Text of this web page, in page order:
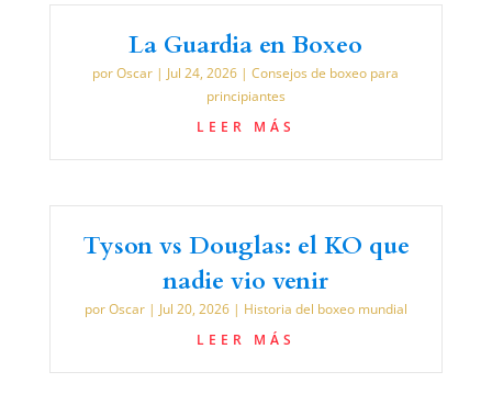
La Guardia en Boxeo
porOscar | Jul 24, 2026 |Consejos de boxeo para
principiantes
LEER MÁS
Tyson vs Douglas: el KO que
nadie vio venir
porOscar| Jul 20, 2026| Historia del boxeo mundial
LEER MÁS